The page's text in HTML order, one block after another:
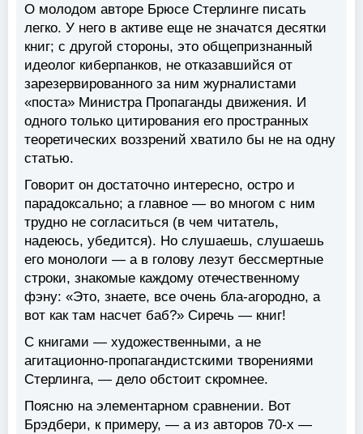
О молодом авторе Брюсе Стерлинге писать
легко. У него в активе еще не значатся десятки
книг; с другой стороны, это общепризнанный
идеолог киберпанков, не отказавшийся от
зарезервированного за ним журналистами
«поста» Министра Пропаганды движения. И
одного только цитирования его пространных
теоретических воззрений хватило бы не на одну
статью.
Говорит он достаточно интересно, остро и
парадоксально; а главное — во многом с ним
трудно не согласиться (в чем читатель,
надеюсь, убедится). Но слушаешь, слушаешь
его монологи — а в голову лезут бессмертные
строки, знакомые каждому отечественному
фэну: «Это, знаете, все очень бла-агородно, а
вот как там насчет баб?» Сиречь — книг!
С книгами — художественными, а не
агитационно-пропагандистскими творениями
Стерлинга, — дело обстоит скромнее.
Поясню на элементарном сравнении. Вот
Брэдбери, к примеру, — а из авторов 70-х —